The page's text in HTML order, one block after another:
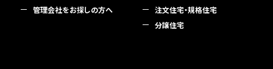
管理会社をお探しの方へ
注文住宅・規格住宅
分譲住宅